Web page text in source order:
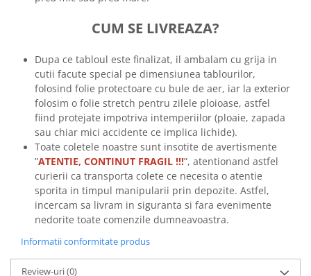
CUM SE LIVREAZA?
Dupa ce tabloul este finalizat, il ambalam cu grija in
cutii facute special pe dimensiunea tablourilor,
folosind folie protectoare cu bule de aer, iar la exterior
folosim o folie stretch pentru zilele ploioase, astfel
fiind protejate impotriva intemperiilor (ploaie, zapada
sau chiar mici accidente ce implica lichide).
Toate coletele noastre sunt insotite de avertismente
”ATENTIE, CONTINUT FRAGIL !!!”, atentionand astfel
curierii ca transporta colete ce necesita o atentie
sporita in timpul manipularii prin depozite. Astfel,
incercam sa livram in siguranta si fara evenimente
nedorite toate comenzile dumneavoastra.
Informatii conformitate produs
Review-uri(0)